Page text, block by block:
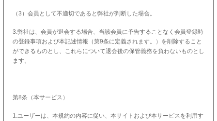
（3）会員として不適切であると弊社が判断した場合。
3.弊社は、会員が退会する場合、当該会員に予告することなく会員登録時
の登録事項および本記述情報（第9条に定義されます。）を削除すること
ができるものとし、これらについて退会後の保管義務を負わないものとし
ます。
第8条（本サービス）
1.ユーザーは、本規約の内容に従い、本サイトおよび本サービスを利用す